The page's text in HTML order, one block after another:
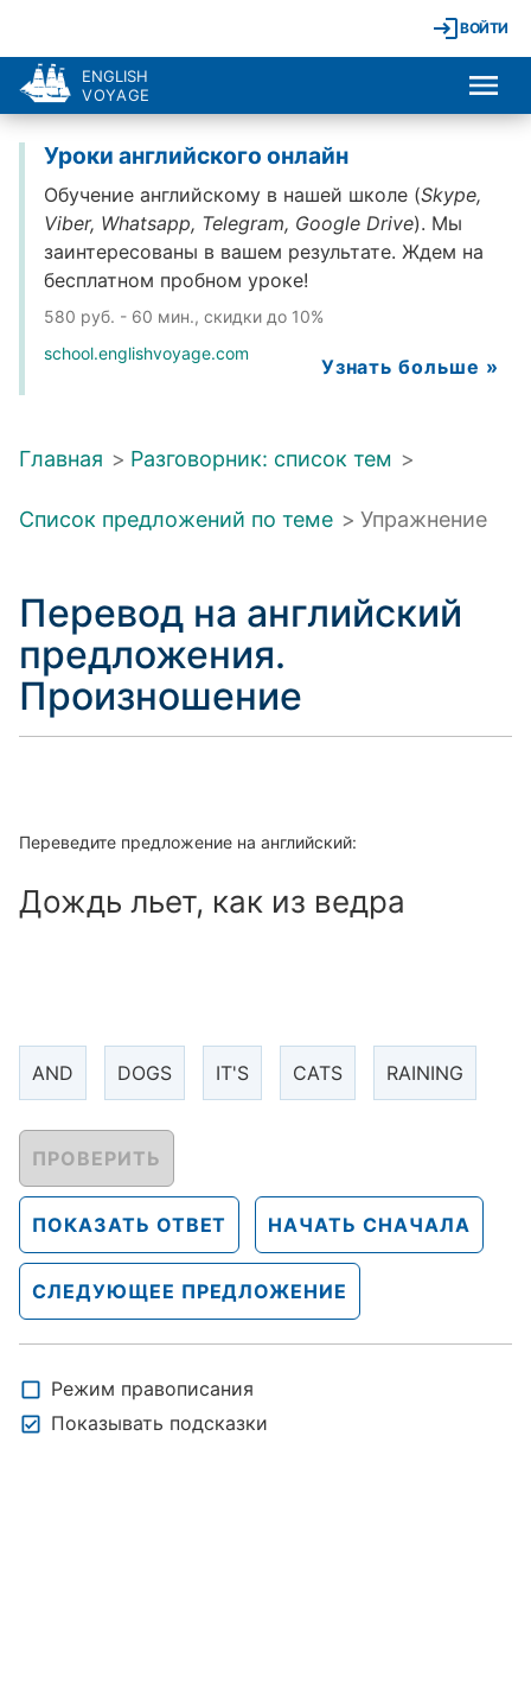
ВОЙТИ
ENGLISH
VOYAGE
Уроки английского онлайн
Обучение английскому в нашей школе (Skype,
Viber, Whatsapp, Telegram, Google Drive). Мы
заинтересованы в вашем результате. Ждем на
бесплатном пробном уроке!
580 руб. - 60 мин., скидки до 10%
school.englishvoyage.com
Узнать больше »
Главная > Разговорник: список тем >
Список предложений по теме > Упражнение
Перевод на английский
предложения.
Произношение
Переведите предложение на английский:
Дождь льет, как из ведра
AND DOGS IT'S CATS RAINING
ПРОВЕРИТЬ
ПОКАЗАТЬ ОТВЕТ НАЧАТЬ СНАЧАЛА
СЛЕДУЮЩЕЕ ПРЕДЛОЖЕНИЕ
Режим правописания
Показывать подсказки